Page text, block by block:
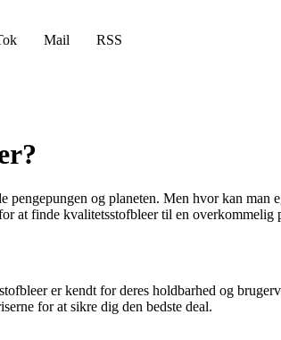
Mail RSS
og planeten. Men hvor kan
at finde kvalitetsstofbleer til en overkommelig
er kendt for deres holdbarhed og
for at sikre dig den bedste deal.